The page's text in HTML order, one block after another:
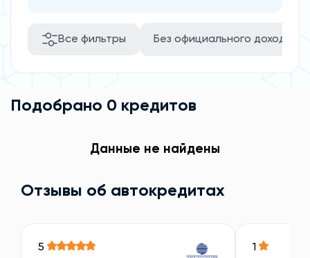
Все фильтры Без официального дохода
Подобрано 0 кредитов
Данные не найдены
Отзывы об автокредитах
5 1